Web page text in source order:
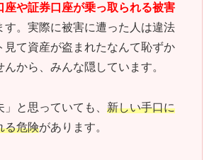
座や証券口座が乗っ取られる被害
す。実際に被害に遭った人は違法
見て資産が盗まれたなんて恥ずか
んから、みんな隠しています。
」と思っていても、 新しい手口に
る危険があります。